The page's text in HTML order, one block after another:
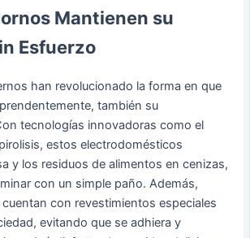
Mantienen su
Esfuerzo
han revolucionado la forma en que
también su
tecnologías innovadoras como el
estos electrodomésticos
y los residuos de alimentos en cenizas,
con un simple paño. Además,
con revestimientos especiales
evitando que se adhiera y